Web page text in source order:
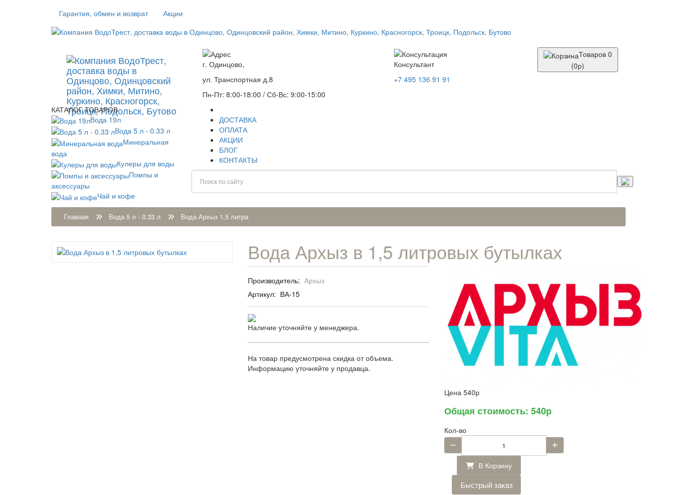
Гарантия, обмен и возврат Акции
г. Одинцово,
ул. Транспортная д.8
Пн-Пт: 8:00-18:00 / Сб-Вс: 9:00-15:00
Консультант
+7 495 136 91 91
Товаров 0
(0р)
КАТАЛОГ ТОВАРОВ
Вода 19л
Вода 5 л - 0.33 л
Минеральная
вода
Кулеры для воды
Помпы и
аксессуары
Чай и кофе
ДОСТАВКА
ОПЛАТА
АКЦИИ
БЛОГ
КОНТАКТЫ
Главная Вода 5 л - 0.33 л Вода Архыз 1,5 литра
Вода Архыз в 1,5 литровых бутылках
Производитель: Архыз
Артикул: ВА-15
Наличие уточняйте у менеджера.
На товар предусмотрена скидка от объема.
Информацию уточняйте у продавца.
Цена 540р
Общая стоимость: 540р
Кол-во
В Корзину
Быстрый заказ